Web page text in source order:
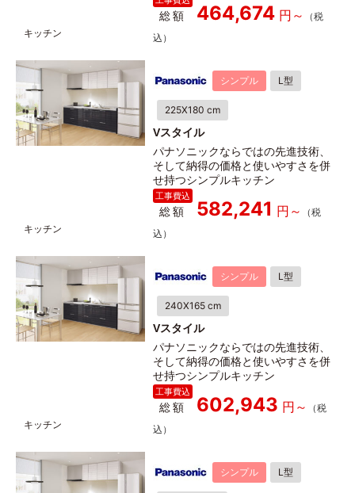
総額 464,674
シンプル L型
225X180 cm
Vスタイル
パナソニックならではの先進技術、
そして納得の価格と使いやすさを併
せ持つシンプルキッチン
総額 582,241
シンプル L型
240X165 cm
Vスタイル
パナソニックならではの先進技術、
そして納得の価格と使いやすさを併
せ持つシンプルキッチン
総額 602,943
シンプル L型